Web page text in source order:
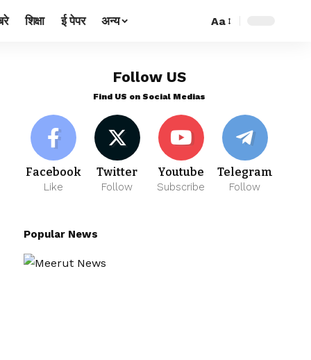
शिक्षा ई पेपर अन्य Aa
Follow US
Find US on Social Medias
Facebook
Like
Twitter
Follow
Youtube
Subscribe
Telegram
Follow
Popular News